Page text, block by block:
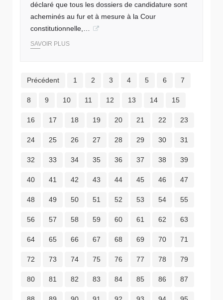
déclaré que tous les dossiers de candidature sont
acheminés au fur et à mesure à la Cour
constitutionnelle,…
SAVOIR PLUS
Précédent 1 2 3 4 5 6 7
8 9 10 11 12 13 14 15
16 17 18 19 20 21 22 23
24 25 26 27 28 29 30 31
32 33 34 35 36 37 38 39
40 41 42 43 44 45 46 47
48 49 50 51 52 53 54 55
56 57 58 59 60 61 62 63
64 65 66 67 68 69 70 71
72 73 74 75 76 77 78 79
80 81 82 83 84 85 86 87